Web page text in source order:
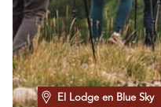
El Lodge en Blue Sky